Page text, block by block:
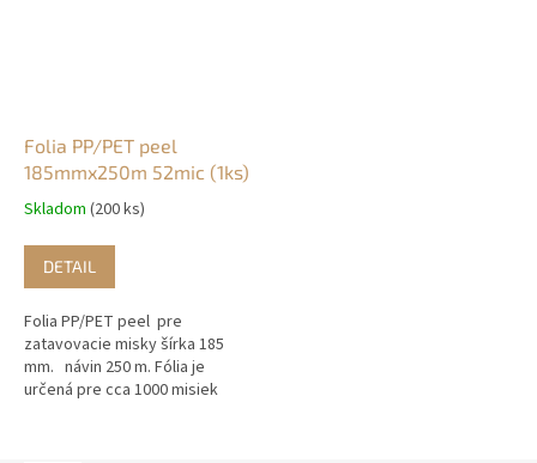
Folia PP/PET peel
185mmx250m 52mic (1ks)
Skladom (200 ks)
DETAIL
Folia PP/PET peel pre
zatavovacie misky šírka 185
mm. návin 250 m. Fólia je
určená pre cca 1000 misiek